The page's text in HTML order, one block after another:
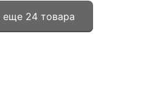
еще 24 товара